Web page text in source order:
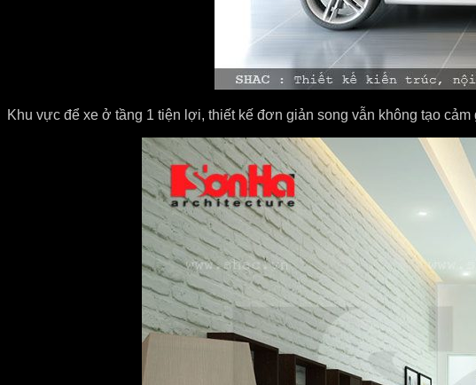
Khu vực để xe ở tầng 1 tiện lợi, thiết kế đơn giản song vẫn không tạo cảm